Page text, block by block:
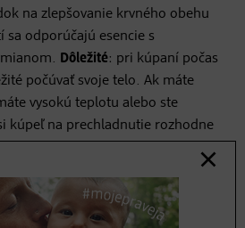
na zlepšovanie krvného obehu
sa odporúčajú esencie s
Dôležité: pri kúpaní počas
počúvať svoje telo. Ak máte
vysokú teplotu alebo ste
kúpeľ na prechladnutie rozhodne
vo vode s teplotou do 39
aj chránili svoj krvný obeh,